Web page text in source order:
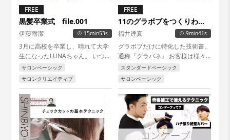
FREE
黒髪卒業式 file.001
伊藤雨潔 15min53s
3月に高校を卒業し、晴れて大学
生になったLUNAちゃん。 いつも
お世話になってるPEEK-A-BOO
青山のTOP STYLISTの伊藤雨潔さ
もらいに行ってきます。...
サロンベーシック
サロンクリエイティブ
FREE
11のグラボブをつくりわけ
るパネルコントロール
福井達真 9min41s
グラボブだけに特化した技術書。
通称『グラパネ』 お客様は様々
な、骨格や毛流があります。 11
種類のパネルコントロールを使い
ラボブマスターです。...
スタンダードベーシック
サロンベーシック